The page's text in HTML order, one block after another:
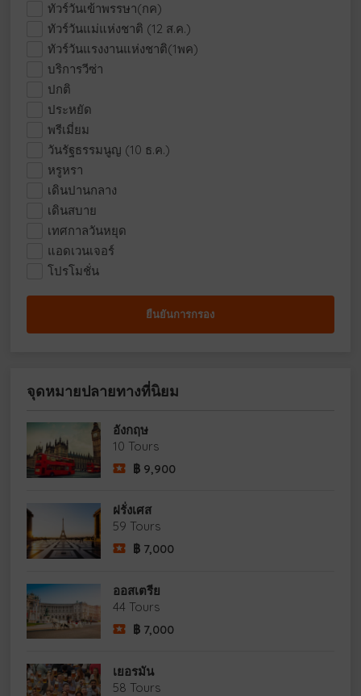
ทัวร์วันเข้าพรรษา(กค)
ทัวร์วันแม่แห่งชาติ (12 ส.ค.)
ทัวร์วันแรงงานแห่งชาติ(1พค)
บริการวีซ่า
ปกติ
ประหยัด
พรีเมี่ยม
วันรัฐธรรมนูญ (10 ธ.ค.)
หรูหรา
เดินปานกลาง
เดินสบาย
เทศกาลวันหยุด
แอดเวนเจอร์
โปรโมชั่น
จุดหมายปลายทางที่นิยม
อังกฤษ
10 Tours
฿ 9,900
ฝรั่งเศส
59 Tours
฿ 7,000
ออสเตรีย
44 Tours
฿ 7,000
เยอรมัน
58 Tours